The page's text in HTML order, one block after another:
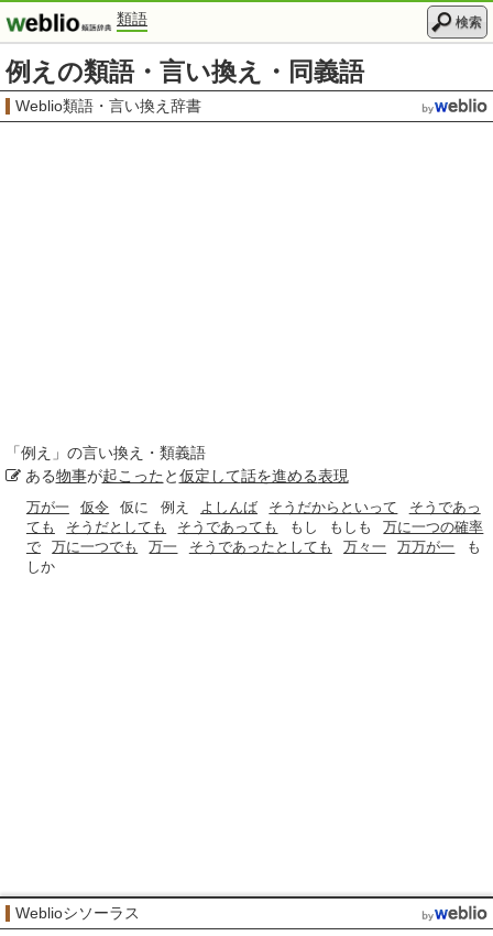
類語 検索
例えの類語・言い換え・同義語
Weblio類語・言い換え辞書
「例え 」の言い換え・類義語
ある物事が起こった と仮定して話を進める表現
万が一 仮令 仮に 例え よしんば そうだからといって
そうであっ
ても
そうだとしても そうであっても もし もしも
万に一つの確率
で
万に一つでも 万一 そうであったとしても 万々一 万万が一
も
しか
Weblioシソーラス